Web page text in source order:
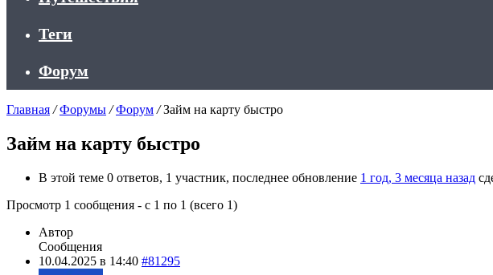
Теги
Форум
Главная / Форумы / Форум / Займ на карту быстро
Займ на карту быстро
В этой теме 0 ответов, 1 участник, последнее обновление 1 год, 3 месяца назад
Просмотр 1 сообщения - с 1 по 1 (всего 1)
Автор
Сообщения
10.04.2025 в 14:40 #81295